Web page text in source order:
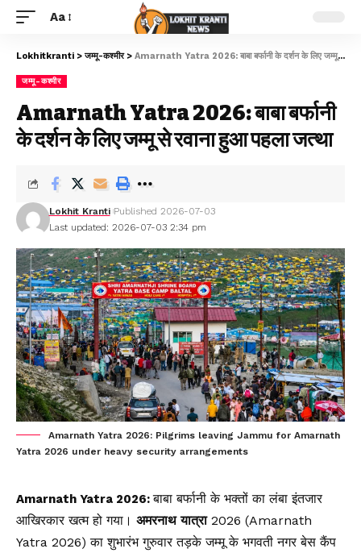
Aa
Lokhitkranti >जम्मू-कश्मीर> Amarnath Yatra 2026: बाबा बर्फानी के दर्शन के लिए जम्मू से रवाना हुआ पहला जत्था
जम्मू-कश्मीर
Amarnath Yatra 2026: बाबा बर्फानी
के दर्शन के लिए जम्मू से रवाना हुआ पहला जत्था
Last updated: 2026-07-03 2:34 pm
Lokhit Kranti Published 2026-07-03
Amarnath Yatra 2026: Pilgrims leaving Jammu for Amarnath
Yatra 2026 under heavy security arrangements
Amarnath Yatra 2026:बाबा बर्फानी के भक्तों का लंबा इंतजार
आखिरकार खत्म हो गया। अमरनाथ यात्रा2026 (Amarnath
Yatra 2026) का शुभारंभ गुरुवार तड़के जम्मू के भगवती नगर बेस कैंप